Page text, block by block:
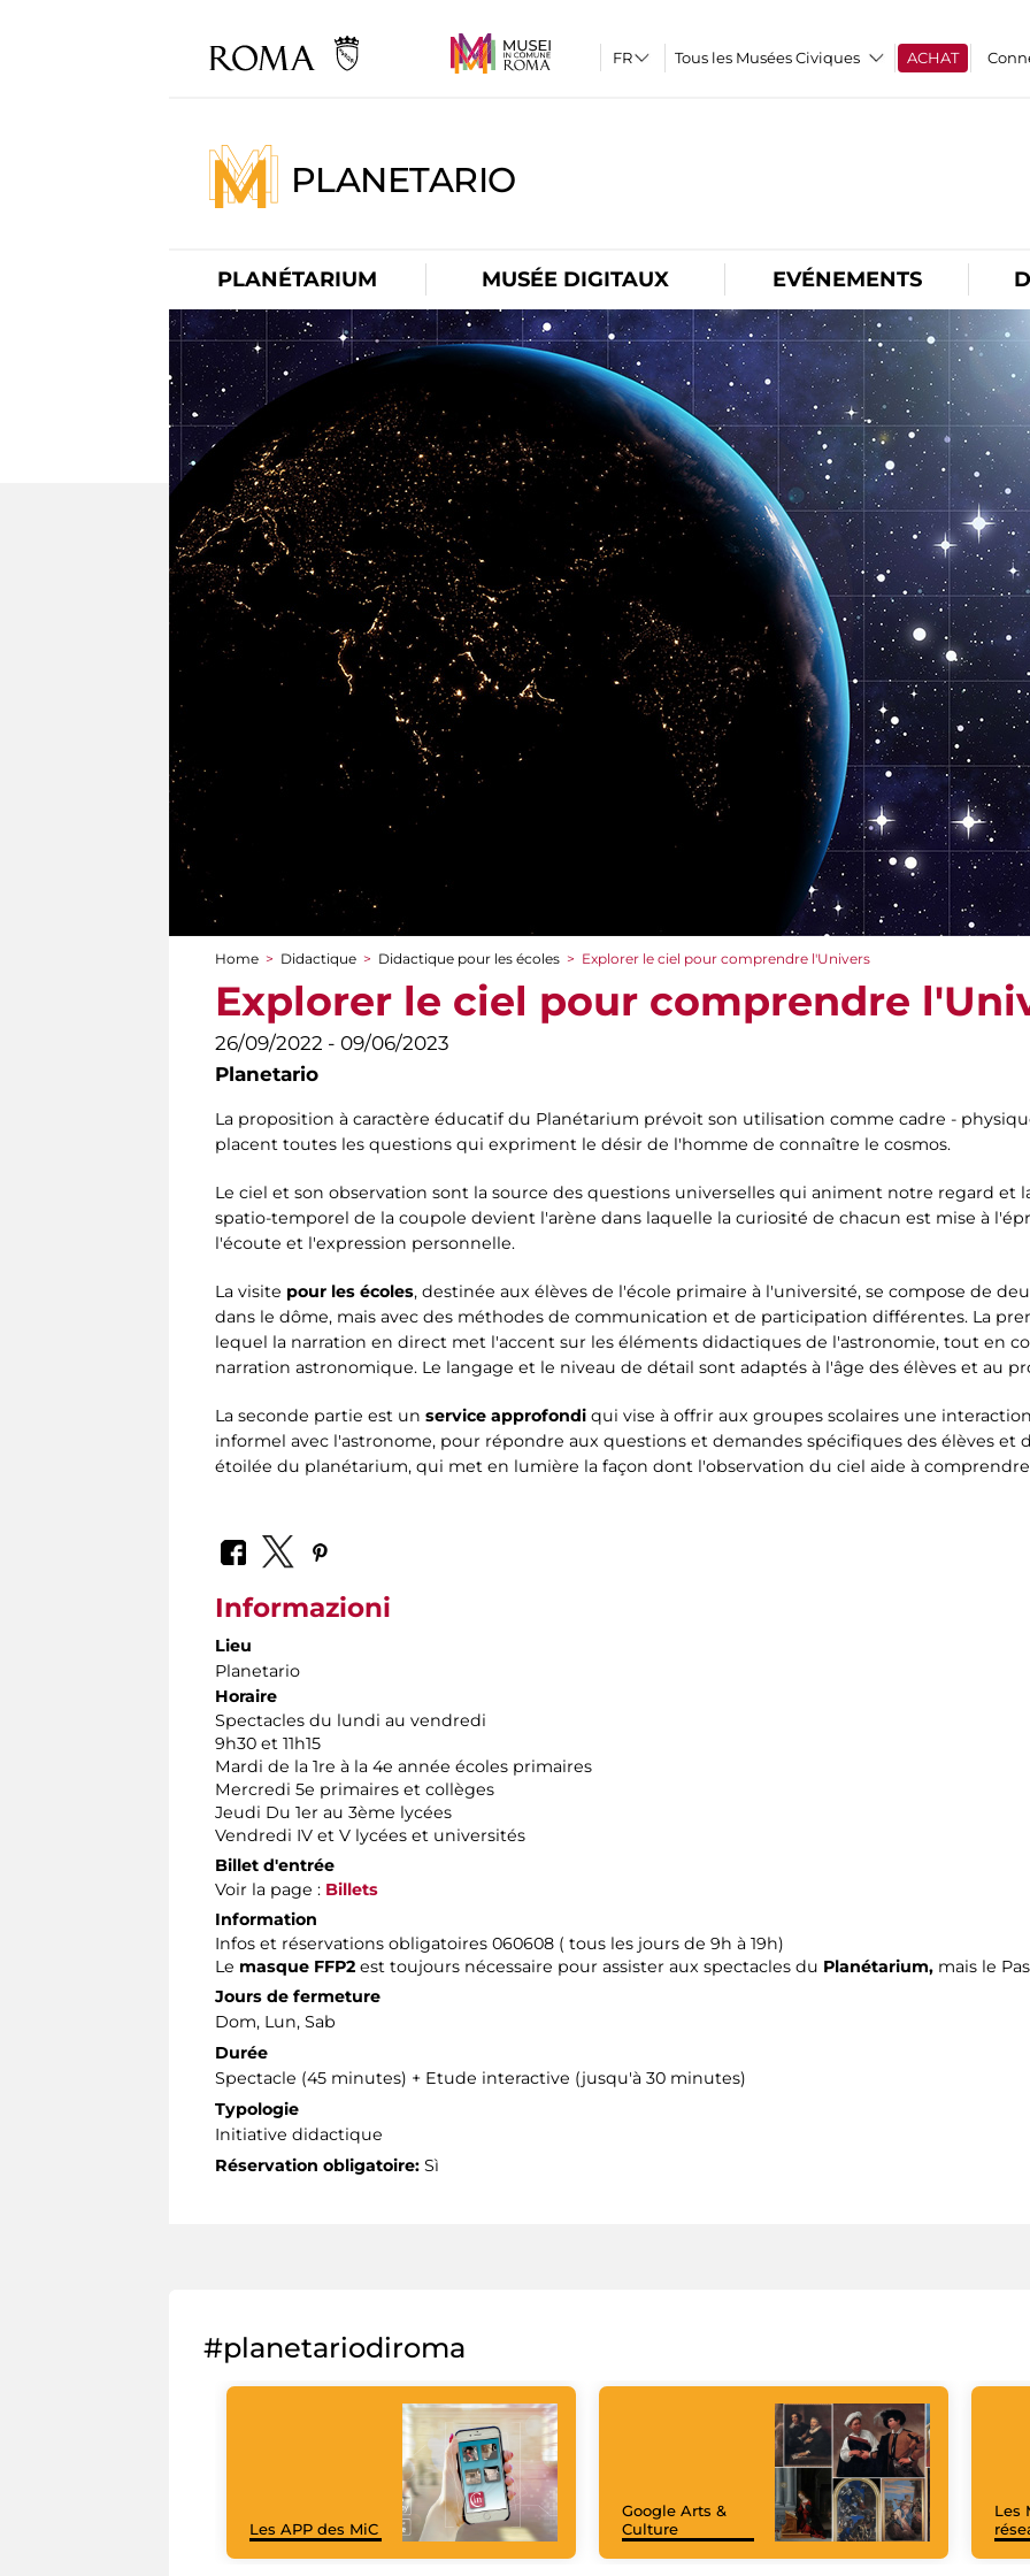
Tous les Musées Civiques ACHAT
PLANETARIO
PLANÉTARIUM MUSÉE DIGITAUX EVÉNEMENTS
You are here
Home > Didactique > Didactique pour les écoles > Explorer le ciel pour comprendre l'Univers
Explorer le ciel pour comprendre
26/09/2022 - 09/06/2023
Planetario
La proposition à caractère éducatif du Planétarium prévoit son utilisation comme cadre -
placent toutes les questions qui expriment le désir de l'homme de connaître le cosmos.
Le ciel et son observation sont la source des questions universelles qui animent notre regard et
spatio-temporel de la coupole devient l'arène dans laquelle la curiosité de chacun est mise à
l'écoute et l'expression personnelle.
La visite pour les écoles, destinée aux élèves de l'école primaire à l'université, se compose de
dans le dôme, mais avec des méthodes de communication et de participation différentes. La
lequel la narration en direct met l'accent sur les éléments didactiques de l'astronomie, tout en
narration astronomique. Le langage et le niveau de détail sont adaptés à l'âge des élèves et au
La seconde partie est un service approfondi qui vise à offrir aux groupes scolaires une
informel avec l'astronome, pour répondre aux questions et demandes spécifiques des élèves et
étoilée du planétarium, qui met en lumière la façon dont l'observation du ciel aide à
Informazioni
Lieu
Planetario
Horaire
Spectacles du lundi au vendredi
9h30 et 11h15
Mardi de la 1re à la 4e année écoles primaires
Mercredi 5e primaires et collèges
Jeudi Du 1er au 3ème lycées
Vendredi IV et V lycées et universités
Billet d'entrée
Voir la page : Billets
Information
Infos et réservations obligatoires 060608 ( tous les jours de 9h à 19h)
Le masque FFP2 est toujours nécessaire pour assister aux spectacles du Planétarium, mais le
Jours de fermeture
Dom, Lun, Sab
Durée
Spectacle (45 minutes) + Etude interactive (jusqu'à 30 minutes)
Typologie
Initiative didactique
Réservation obligatoire: Sì
#planetariodiroma
Les APP des MiC
Google Arts &
Culture
Les